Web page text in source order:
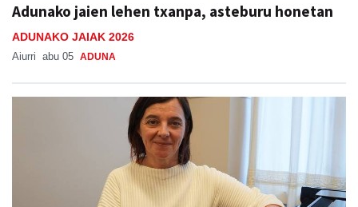
Adunako jaien lehen txanpa, asteburu honetan
ADUNAKO JAIAK 2026
Aiurri abu 05 ADUNA